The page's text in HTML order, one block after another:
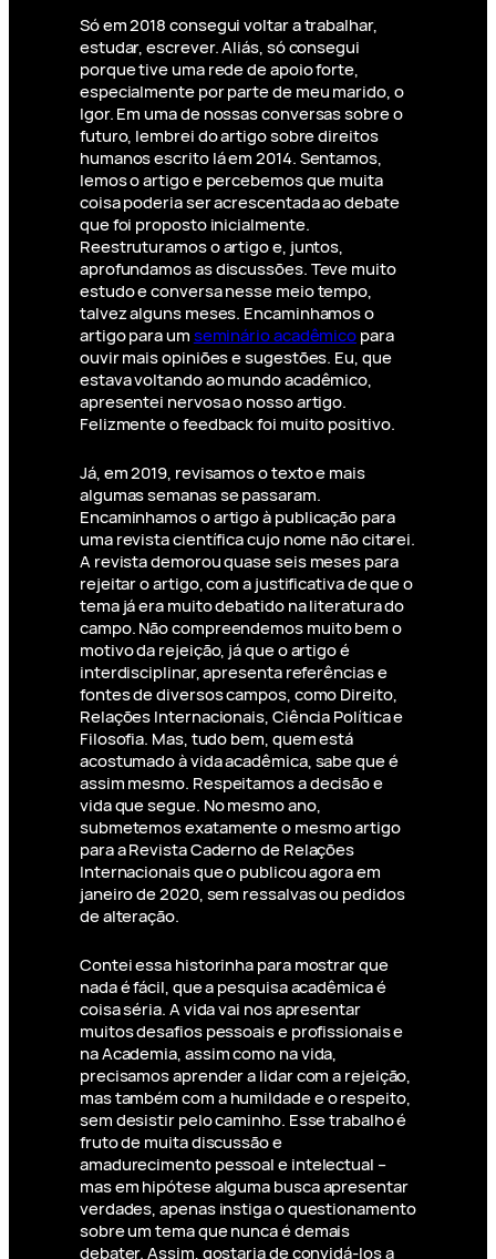
Só em 2018 consegui voltar a trabalhar,
estudar, escrever. Aliás, só consegui
porque tive uma rede de apoio forte,
especialmente por parte de meu marido, o
Igor. Em uma de nossas conversas sobre o
futuro, lembrei do artigo sobre direitos
humanos escrito lá em 2014. Sentamos,
lemos o artigo e percebemos que muita
coisa poderia ser acrescentada ao debate
que foi proposto inicialmente.
Reestruturamos o artigo e, juntos,
aprofundamos as discussões. Teve muito
estudo e conversa nesse meio tempo,
talvez alguns meses. Encaminhamos o
artigo para um seminário acadêmico para
ouvir mais opiniões e sugestões. Eu, que
estava voltando ao mundo acadêmico,
apresentei nervosa o nosso artigo.
Felizmente o feedback foi muito positivo.
Já, em 2019, revisamos o texto e mais
algumas semanas se passaram.
Encaminhamos o artigo à publicação para
uma revista científica cujo nome não citarei.
A revista demorou quase seis meses para
rejeitar o artigo, com a justificativa de que o
tema já era muito debatido na literatura do
campo. Não compreendemos muito bem o
motivo da rejeição, já que o artigo é
interdisciplinar, apresenta referências e
fontes de diversos campos, como Direito,
Relações Internacionais, Ciência Política e
Filosofia. Mas, tudo bem, quem está
acostumado à vida acadêmica, sabe que é
assim mesmo. Respeitamos a decisão e
vida que segue. No mesmo ano,
submetemos exatamente o mesmo artigo
para a Revista Caderno de Relações
Internacionais que o publicou agora em
janeiro de 2020, sem ressalvas ou pedidos
de alteração.
Contei essa historinha para mostrar que
nada é fácil, que a pesquisa acadêmica é
coisa séria. A vida vai nos apresentar
muitos desafios pessoais e profissionais e
na Academia, assim como na vida,
precisamos aprender a lidar com a rejeição,
mas também com a humildade e o respeito,
sem desistir pelo caminho. Esse trabalho é
fruto de muita discussão e
amadurecimento pessoal e intelectual –
mas em hipótese alguma busca apresentar
verdades, apenas instiga o questionamento
sobre um tema que nunca é demais
debater. Assim, gostaria de convidá-los a